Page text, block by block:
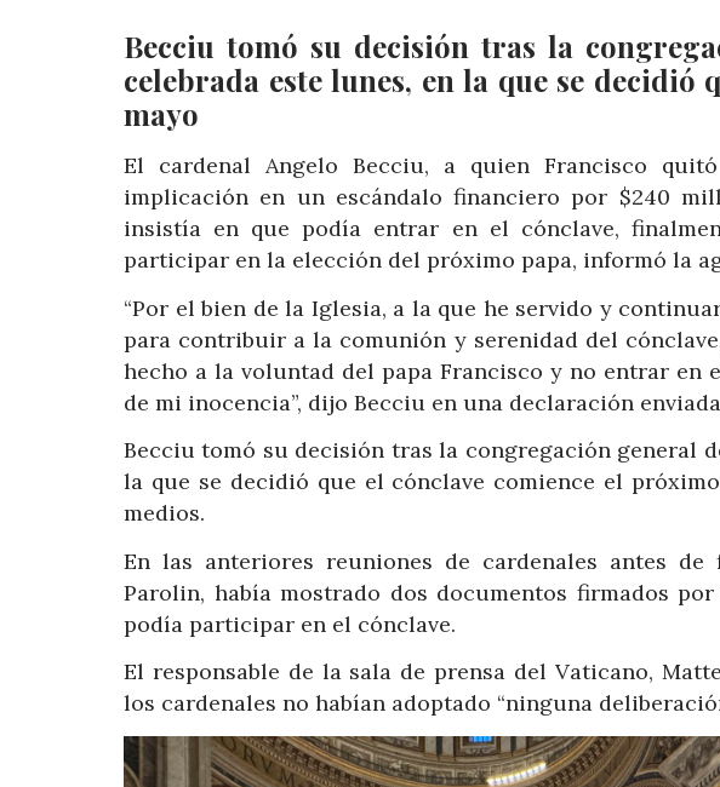
Becciu tomó su decisión tras la
celebrada este lunes, en la que se decidió
mayo
El cardenal Angelo Becciu, a quien Francisco
implicación en un escándalo financiero por $240
insistía en que podía entrar en el cónclave,
participar en la elección del próximo papa, informó la
“Por el bien de la Iglesia, a la que he servido y
para contribuir a la comunión y serenidad del
hecho a la voluntad del papa Francisco y no entrar en
de mi inocencia”, dijo Becciu en una declaración
Becciu tomó su decisión tras la congregación general
la que se decidió que el cónclave comience el
medios.
En las anteriores reuniones de cardenales antes
Parolin, había mostrado dos documentos firmados
podía participar en el cónclave.
El responsable de la sala de prensa del Vaticano,
los cardenales no habían adoptado “ninguna